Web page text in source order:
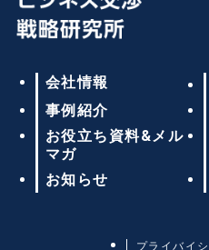
会社情報
事例紹介
お役立ち資料&メル
マガ
お知らせ
プライバイ